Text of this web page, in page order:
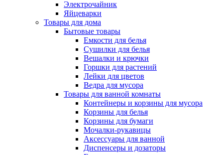
Электрочайник
Яйцеварки
Товары для дома
Бытовые товары
Емкости для белья
Сушилки для белья
Вешалки и крючки
Горшки для растений
Лейки для цветов
Ведра для мусора
Товары для ванной комнаты
Контейнеры и корзины для мусора
Корзины для белья
Корзины для бумаги
Мочалки-рукавицы
Аксессуары для ванной
Диспенсеры и дозаторы